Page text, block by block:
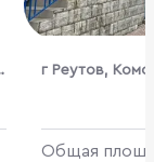
г Реутов,
Общая